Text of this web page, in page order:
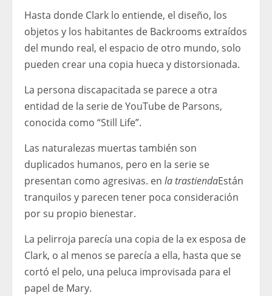
Hasta donde Clark lo entiende, el diseño, los
objetos y los habitantes de Backrooms extraídos
del mundo real, el espacio de otro mundo, solo
pueden crear una copia hueca y distorsionada.
La persona discapacitada se parece a otra
entidad de la serie de YouTube de Parsons,
conocida como “Still Life”.
Las naturalezas muertas también son
duplicados humanos, pero en la serie se
presentan como agresivas. en la trastiendaEstán
tranquilos y parecen tener poca consideración
por su propio bienestar.
La pelirroja parecía una copia de la ex esposa de
Clark, o al menos se parecía a ella, hasta que se
cortó el pelo, una peluca improvisada para el
papel de Mary.